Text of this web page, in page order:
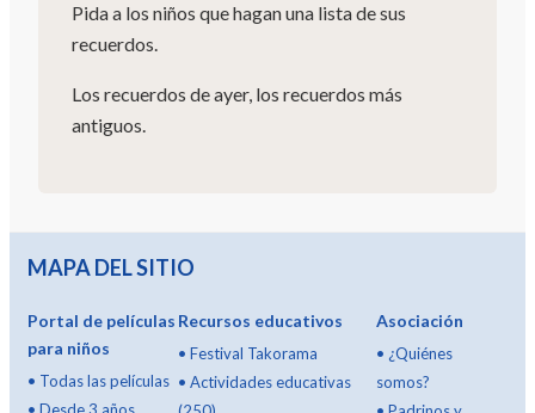
Pida a los niños que hagan una lista de sus
recuerdos.
Los recuerdos de ayer, los recuerdos más
antiguos.
MAPA DEL SITIO
Portal de películas
para niños
• Todas las películas
Recursos educativos
• Festival Takorama
• Actividades educativas
Asociación
• ¿Quiénes
somos?